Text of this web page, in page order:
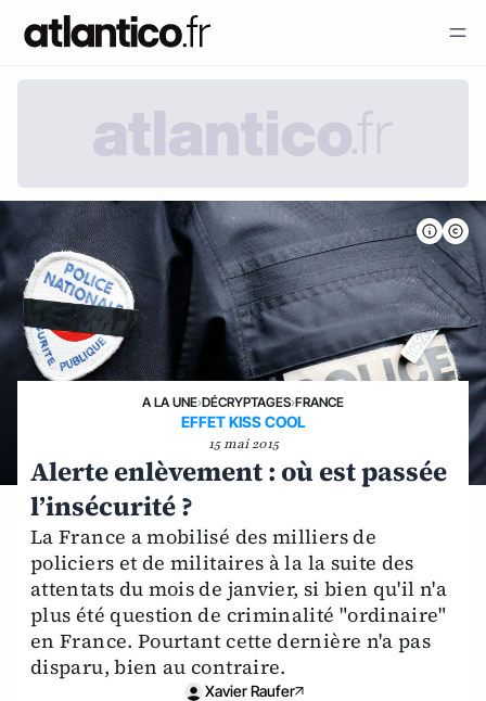
A LA UNE›DÉCRYPTAGES›FRANCE
EFFET KISS COOL
15 mai 2015
Alerte enlèvement : où est passée
l’insécurité ?
La France a mobilisé des milliers de
policiers et de militaires à la la suite des
attentats du mois de janvier, si bien qu'il n'a
plus été question de criminalité "ordinaire"
en France. Pourtant cette dernière n'a pas
disparu, bien au contraire.
Xavier Raufer